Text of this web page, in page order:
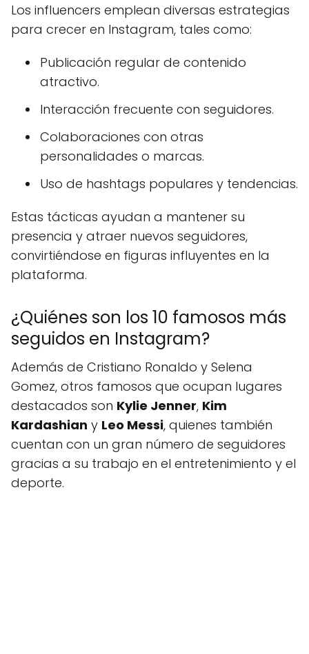
Los influencers emplean diversas estrategias
para crecer en Instagram, tales como:
Publicación regular de contenido
atractivo.
Interacción frecuente con seguidores.
Colaboraciones con otras
personalidades o marcas.
Uso de hashtags populares y tendencias.
Estas tácticas ayudan a mantener su
presencia y atraer nuevos seguidores,
convirtiéndose en figuras influyentes en la
plataforma.
¿Quiénes son los 10 famosos más
seguidos en Instagram?
Además de Cristiano Ronaldo y Selena
Gomez, otros famosos que ocupan lugares
destacados son Kylie Jenner, Kim
Kardashian y Leo Messi, quienes también
cuentan con un gran número de seguidores
gracias a su trabajo en el entretenimiento y el
deporte.